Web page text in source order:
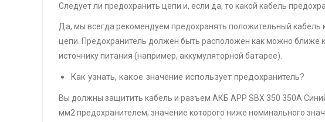
Следует ли предохранить цепи и, если да, то какой кабель
Да, мы всегда рекомендуем предохранять положительный кабель
цепи. Предохранитель должен быть расположен как можно ближе к
источнику питания (например, аккумуляторной батарее).
Как узнать, какое значение использует предохранитель?
Вы должны защитить кабель и разъем АКБ APP SBX 350 350А
мм2 предохранителем, значение которого ниже номинального